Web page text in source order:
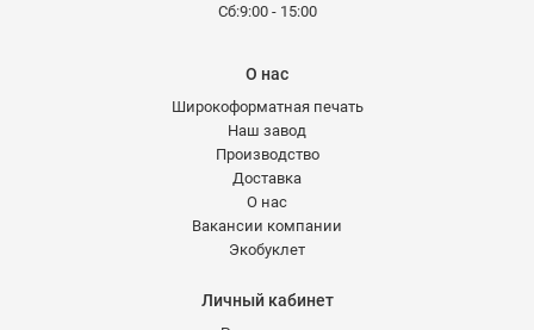
Сб:9:00 - 15:00
О нас
Широкоформатная печать
Наш завод
Производство
Доставка
О нас
Вакансии компании
Экобуклет
Личный кабинет